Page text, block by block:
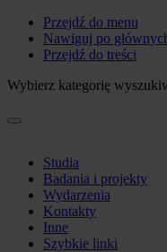
Przejdź do menu
Nawiguj po
Przejdź do treści
Wybierz kategorię
Studia
Badania i projekty
Wydarzenia
Kontakty
Inne
Szybkie linki